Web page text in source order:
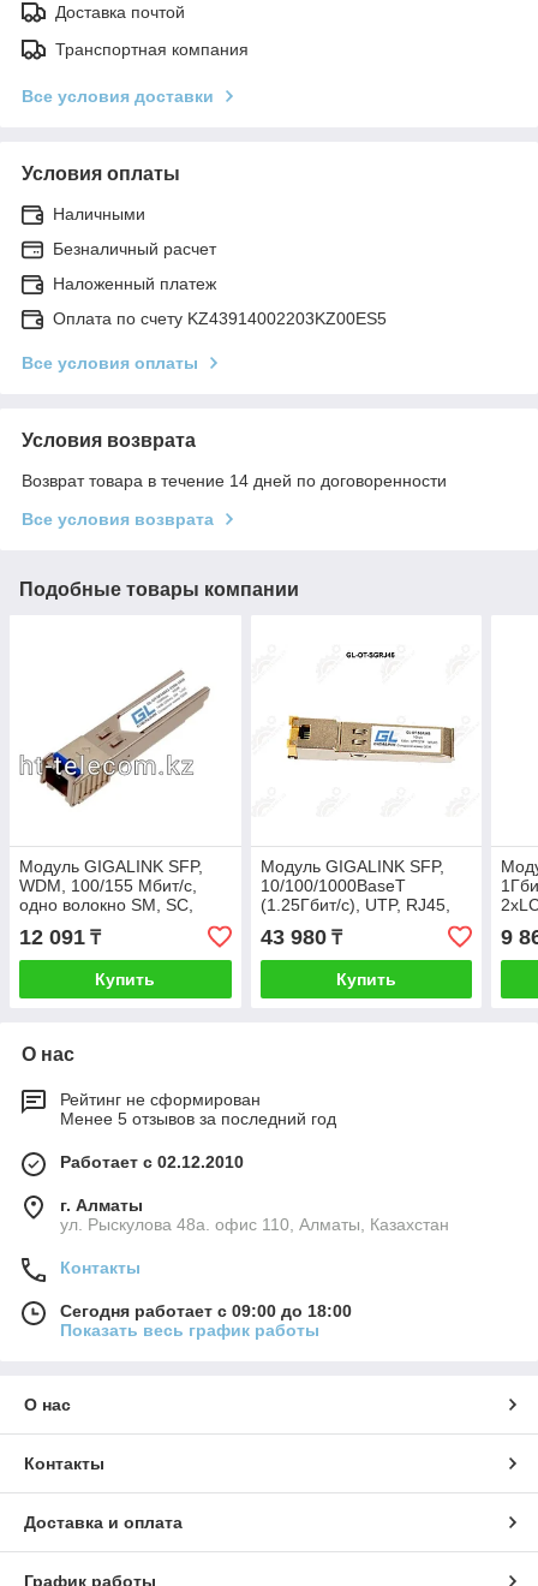
Доставка почтой
Транспортная компания
Все условия доставки
Условия оплаты
Наличными
Безналичный расчет
Наложенный платеж
Оплата по счету KZ43914002203KZ00ES5
Все условия оплаты
Условия возврата
Возврат товара в течение 14 дней по договоренности
Все условия возврата
Подобные товары компании
Модуль GIGALINK SFP,
WDM, 100/155 Мбит/c,
одно волокно SM, SC,
Tx:1550/Rx:1310 нм, 14 дБ
(до 20 км)
12 091 ₸
Купить
Модуль GIGALINK SFP,
10/100/1000BaseT
(1.25Гбит/c), UTP, RJ45,
43 980₸
Купить
9
О нас
Рейтинг не сформирован
Менее 5 отзывов за последний год
Работает с 02.12.2010
г. Алматы
ул. Рыскулова 48а. офис 110, Алматы, Казахстан
Контакты
Сегодня работает с 09:00 до 18:00
Показать весь график работы
О нас
Контакты
Доставка и оплата
График работы